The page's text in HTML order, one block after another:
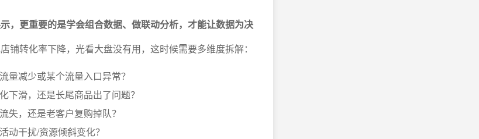
，更重要的是学会组合数据、做联动分析，才能让数据为决
铺转化率下降，光看大盘没有用，这时候需要多维度拆解：
量减少或某个流量入口异常？
下滑，还是长尾商品出了问题？
失，还是老客户复购掉队？
动干扰/资源倾斜变化？